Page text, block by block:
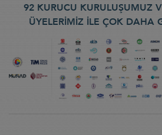
92 KURUCU KURULUŞUMUZ
ÜYELERİMİZ İLE ÇOK DAHA